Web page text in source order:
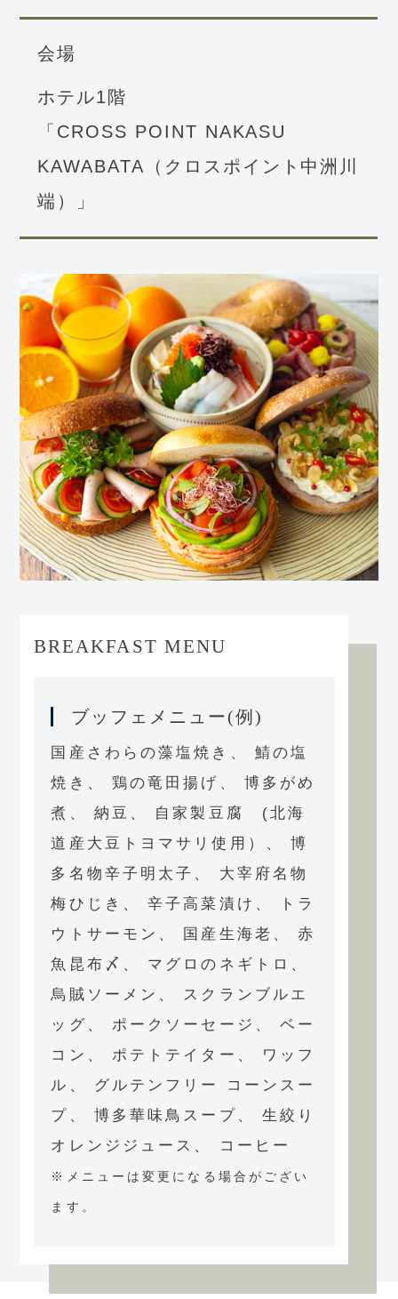
会場
ホテル1階
「CROSS POINT NAKASU
KAWABATA（クロスポイント中洲川
端）」
BREAKFAST MENU
ブッフェメニュー(例)
国産さわらの藻塩焼き、 鯖の塩
焼き、 鶏の竜田揚げ、 博多がめ
煮、 納豆、 自家製豆腐 (北海
道産大豆トヨマサリ使用）、 博
多名物辛子明太子、 大宰府名物
梅ひじき、 辛子高菜漬け、 トラ
ウトサーモン、 国産生海老、 赤
魚昆布〆、 マグロのネギトロ、
烏賊ソーメン、 スクランブルエ
ッグ、 ポークソーセージ、 ベー
コン、 ポテトテイター、 ワッフ
ル、 グルテンフリー コーンスー
プ、 博多華味鳥スープ、 生絞り
オレンジジュース、 コーヒー
※メニューは変更になる場合がござい
ます。